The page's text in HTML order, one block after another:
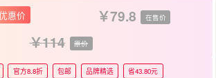
惠价 79.8 在售价
114 原价
官方8.8折 包邮 品牌精选 省43.80元